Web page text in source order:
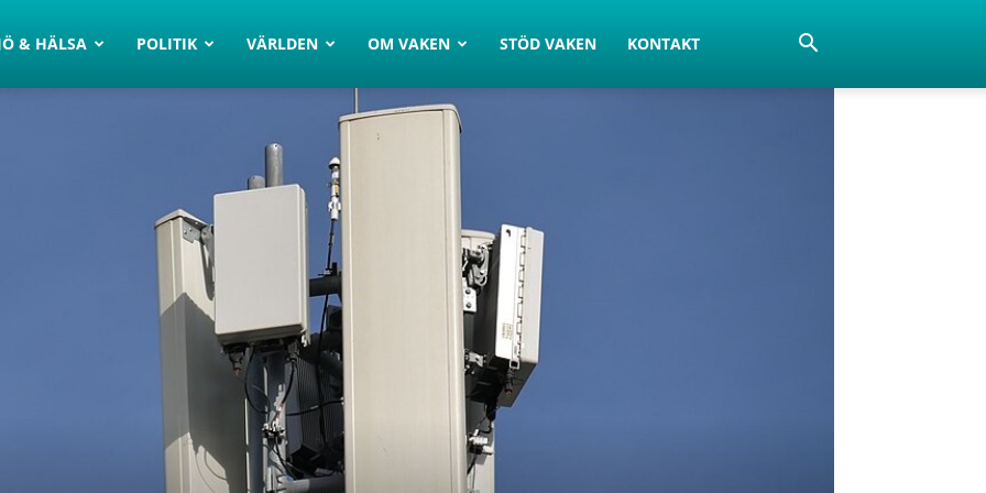
& HÄLSA POLITIK VÄRLDEN OM VAKEN STÖD VAKEN KONTAKT